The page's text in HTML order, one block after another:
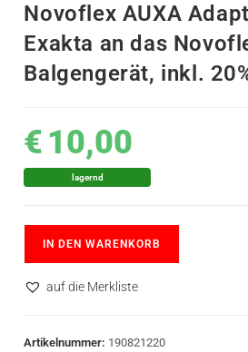
Novoflex AUXA
Exakta an das
Balgengerät, inkl.
€ 10,00
lagernd
IN DEN WARENKORB
auf die Merkliste
Artikelnummer: 190821220